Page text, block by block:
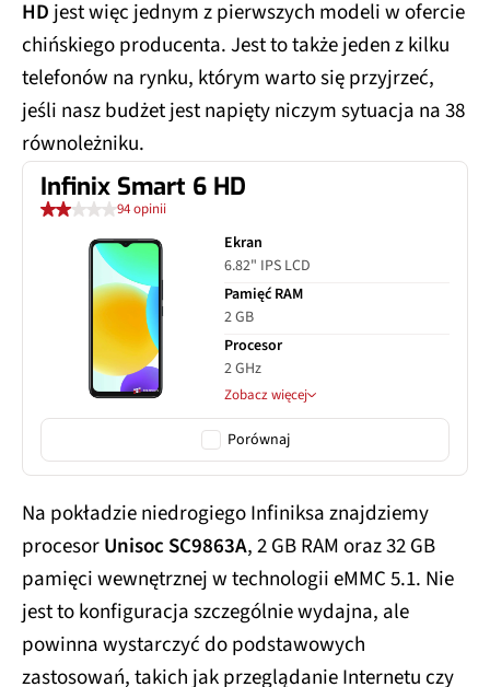
HD jest więc jednym z pierwszych modeli w ofercie
chińskiego producenta. Jest to także jeden z kilku
telefonów na rynku, którym warto się przyjrzeć,
jeśli nasz budżet jest napięty niczym sytuacja na 38
równoleżniku.
Infinix Smart 6 HD
94 opinii
Ekran
6.82" IPS LCD
Pamięć RAM
2 GB
Procesor
2 GHz
Zobacz więcej
Porównaj
Na pokładzie niedrogiego Infiniksa znajdziemy
procesorUnisoc SC9863A, 2 GB RAM oraz 32 GB
pamięci wewnętrznej w technologii eMMC 5.1. Nie
jest to konfiguracja szczególnie wydajna, ale
powinna wystarczyć do podstawowych
zastosowań, takich jak przeglądanie Internetu czy